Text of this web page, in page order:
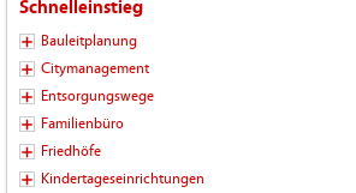
Schnelleinstieg
Bauleitplanung
Citymanagement
Entsorgungswege
Familienbüro
Friedhöfe
Kindertageseinrichtungen